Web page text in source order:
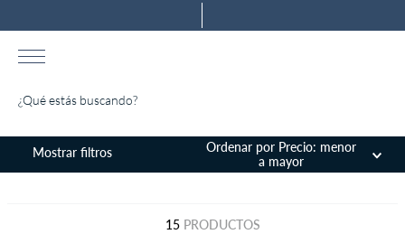
¿Qué estás buscando?
Ordenar por Precio: menor
a mayor
15 PRODUCTOS
TÉRMINOS MÁS BUSCADOS
1.
almohada